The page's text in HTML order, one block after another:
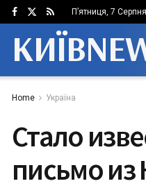
П’ятниця, 7
Home Україна
Стало
письмо из